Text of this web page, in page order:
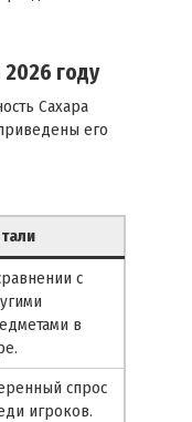
году
Сахара
его
с
в
спрос
игроков.